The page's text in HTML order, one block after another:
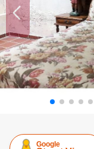
Google